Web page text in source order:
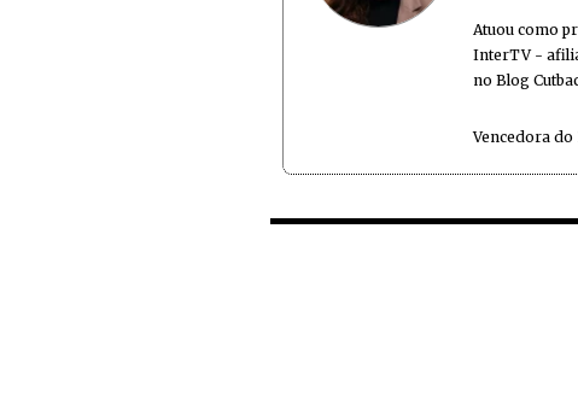
Atuou como
InterTV -
no Blog
Vencedora